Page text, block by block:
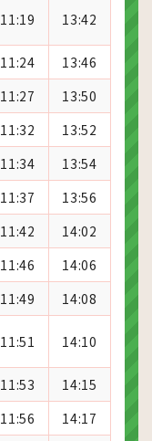
11:19 13:42
11:24
13:46
11:27
13:50
11:32
13:52
11:34
13:54
11:37
13:56
11:42
14:02
11:46
14:06
11:49
14:08
11:51 14:10
11:53
14:15
11:56 14:17